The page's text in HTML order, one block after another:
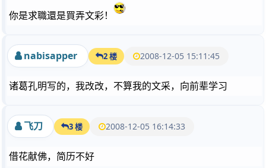
你是求職還是買弄文彩！
nabisapper 2 楼 2008-12-05 15:11:45
诸葛孔明写的，我改改，不算我的文采，向前辈学习
飞刀 3 楼 2008-12-05 16:14:33
借花献佛，简历不好